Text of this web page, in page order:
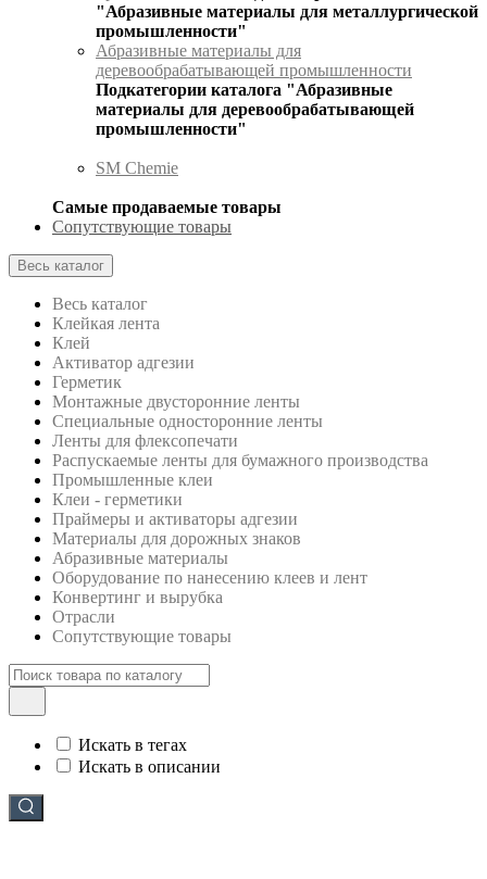
"Абразивные материалы для металлургической
промышленности"
Абразивные материалы для
деревообрабатывающей промышленности
Подкатегории каталога "Абразивные
материалы для деревообрабатывающей
промышленности"
SM Chemie
Самые продаваемые товары
Сопутствующие товары
Весь каталог
Весь каталог
Клейкая лента
Клей
Активатор адгезии
Герметик
Монтажные двусторонние ленты
Специальные односторонние ленты
Ленты для флексопечати
Распускаемые ленты для бумажного производства
Промышленные клеи
Клеи - герметики
Праймеры и активаторы адгезии
Материалы для дорожных знаков
Абразивные материалы
Оборудование по нанесению клеев и лент
Конвертинг и вырубка
Отрасли
Сопутствующие товары
Искать в тегах
Искать в описании